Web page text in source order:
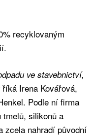
recyklovaným
ve stavebnictví,
říká Irena Kovářová,
Podle ní firma
tmelů, silikonů a
zcela nahradí původní